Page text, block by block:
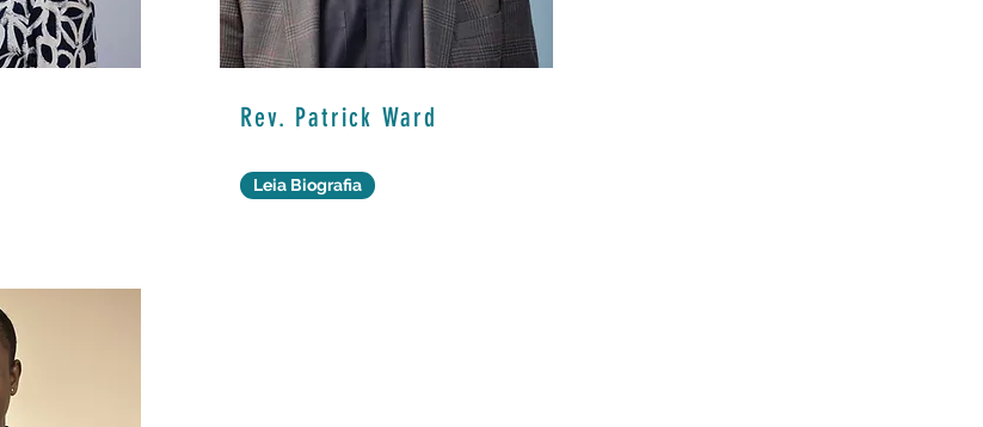
Rev. Patrick Ward
Leia Biografia